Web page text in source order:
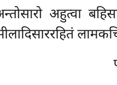
अहुत्वा